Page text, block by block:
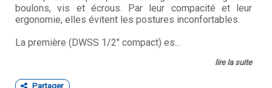
boulons, vis et écrous. Par leur compacité et leur
ergonomie, elles évitent les postures inconfortables.
La première (DWSS 1/2" compact) es...
lire la suite
Partager